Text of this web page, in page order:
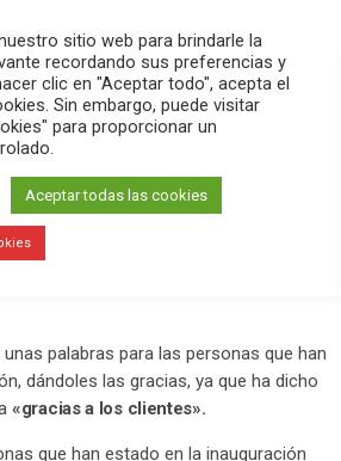
search menu pause PLAY
El Oli
ha inaugurado el establecimiento de
Quiles número 73.
palabras para las personas que han
dándoles las gracias, ya que ha dicho
«gracias a los clientes».
que han estado en la inauguración
sitio web para brindarle la
recordando sus preferencias y
clic en "Aceptar todo", acepta el
Sin embargo, puede visitar
para proporcionar un
Aceptar todas las cookies